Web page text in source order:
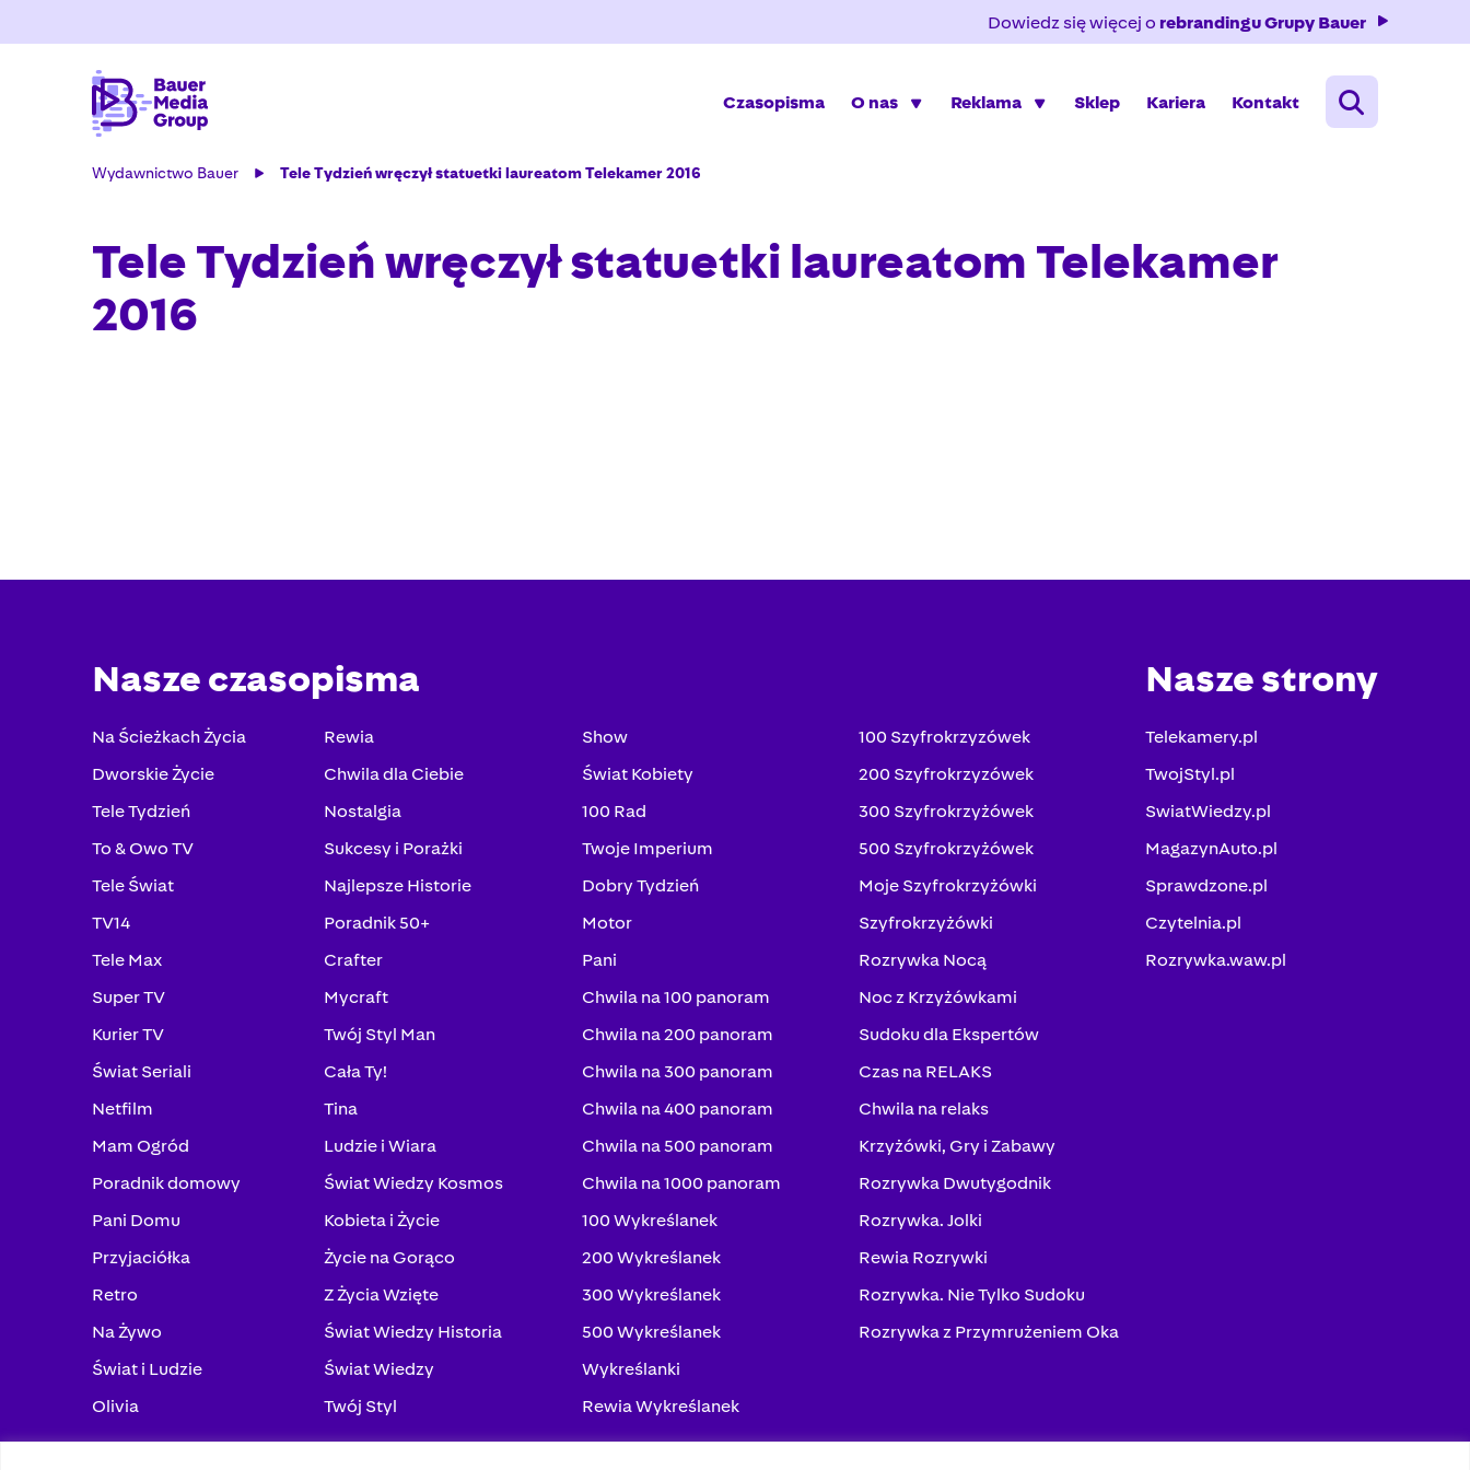
Dowiedz się więcej o rebrandingu Grupy Bauer
Czasopisma O nas Reklama Sklep Kariera Kontakt
Wydawnictwo Bauer Tele Tydzień wręczył statuetki laureatom Telekamer 2016
Tele Tydzień wręczył statuetki laureatom Telekamer
2016
Nasze czasopisma
Na Ścieżkach Życia
Dworskie Życie
Tele Tydzień
To & Owo TV
Tele Świat
TV14
Tele Max
Super TV
Kurier TV
Świat Seriali
Netfilm
Mam Ogród
Poradnik domowy
Pani Domu
Przyjaciółka
Retro
Na Żywo
Świat i Ludzie
Olivia
Rewia
Chwila dla Ciebie
Nostalgia
Sukcesy i Porażki
Najlepsze Historie
Poradnik 50+
Crafter
Mycraft
Twój Styl Man
Cała Ty!
Tina
Ludzie i Wiara
Świat Wiedzy Kosmos
Kobieta i Życie
Życie na Gorąco
Z Życia Wzięte
Świat Wiedzy Historia
Świat Wiedzy
Twój Styl
Show
Świat Kobiety
100 Rad
Twoje Imperium
Dobry Tydzień
Motor
Pani
Chwila na 100 panoram
Chwila na 200 panoram
Chwila na 300 panoram
Chwila na 400 panoram
Chwila na 500 panoram
Chwila na 1000 panoram
100 Wykreślanek
200 Wykreślanek
300 Wykreślanek
500 Wykreślanek
Wykreślanki
Rewia Wykreślanek
100 Szyfrokrzyzówek
200 Szyfrokrzyzówek
300 Szyfrokrzyżówek
500 Szyfrokrzyżówek
Moje Szyfrokrzyżówki
Szyfrokrzyżówki
Rozrywka Nocą
Noc z Krzyżówkami
Sudoku dla Ekspertów
Czas na RELAKS
Chwila na relaks
Krzyżówki, Gry i Zabawy
Rozrywka Dwutygodnik
Rozrywka. Jolki
Rewia Rozrywki
Rozrywka. Nie Tylko Sudoku
Rozrywka z Przymrużeniem Oka
Nasze strony
Telekamery.pl
TwojStyl.pl
SwiatWiedzy.pl
MagazynAuto.pl
Sprawdzone.pl
Czytelnia.pl
Rozrywka.waw.pl